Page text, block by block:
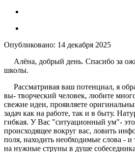
Опубликовано: 14 декабря 2025
Алёна, добрый день. Спасибо за
школы.
Рассматривая ваш потенциал, я
вы- творческий человек, любите
свежие идеи, проявляете
задач как на работе, так и в быту.
гибкая. У Вас "ситуационный ум"- это
происходящее вокруг вас, ловить
поля, находить необходимые слова -
на нужные струны в душе